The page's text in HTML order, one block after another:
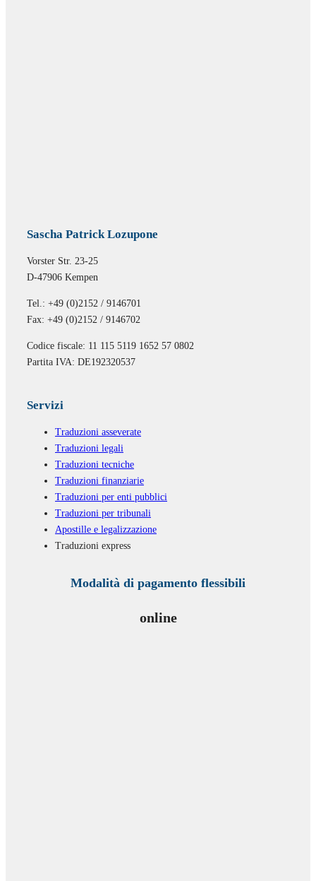
Sascha Patrick Lozupone
Vorster Str. 23-25
D-47906 Kempen
Tel.: +49 (0)2152 / 9146701
Fax: +49 (0)2152 / 9146702
Codice fiscale: 11 115 5119 1652 57 0802
Partita IVA: DE192320537
Servizi
Traduzioni asseverate
Traduzioni legali
Traduzioni tecniche
Traduzioni finanziarie
Traduzioni per enti pubblici
Traduzioni per tribunali
Apostille e legalizzazione
Traduzioni express
Modalità di pagamento flessibili
online